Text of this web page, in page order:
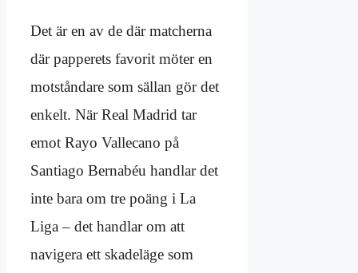
Det är en av de där matcherna
där papperets favorit möter en
motståndare som sällan gör det
enkelt. När Real Madrid tar
emot Rayo Vallecano på
Santiago Bernabéu handlar det
inte bara om tre poäng i La
Liga – det handlar om att
navigera ett skadeläge som